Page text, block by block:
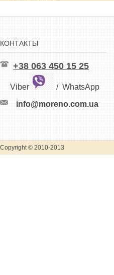
КОНТАКТЫ
+38 063 450 15 25
Viber /WhatsApp
info@moreno.com.ua
Copyright © 2010-2013